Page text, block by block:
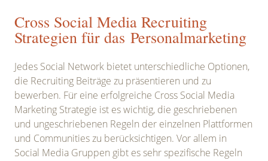
Cross Social Media Recruiting
Strategien für das Personalmarketing
Jedes Social Network bietet unterschiedliche Optionen,
die Recruiting Beiträge zu präsentieren und zu
bewerben. Für eine erfolgreiche Cross Social Media
Marketing Strategie ist es wichtig, die geschriebenen
und ungeschriebenen Regeln der einzelnen Plattformen
und Communities zu berücksichtigen. Vor allem in
Social Media Gruppen gibt es sehr spezifische Regeln